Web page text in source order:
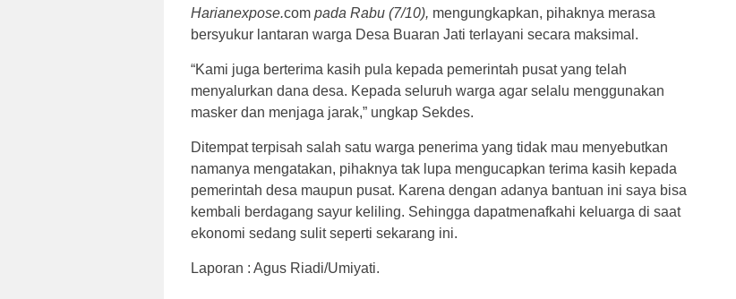
Harianexpose.com pada Rabu (7/10), mengungkapkan, pihaknya merasa
bersyukur lantaran warga Desa Buaran Jati terlayani secara maksimal.
“Kami juga berterima kasih pula kepada pemerintah pusat yang telah
menyalurkan dana desa. Kepada seluruh warga agar selalu menggunakan
masker dan menjaga jarak,” ungkap Sekdes.
Ditempat terpisah salah satu warga penerima yang tidak mau menyebutkan
namanya mengatakan, pihaknya tak lupa mengucapkan terima kasih kepada
pemerintah desa maupun pusat. Karena dengan adanya bantuan ini saya bisa
kembali berdagang sayur keliling. Sehingga dapatmenafkahi keluarga di saat
ekonomi sedang sulit seperti sekarang ini.
Laporan : Agus Riadi/Umiyati.